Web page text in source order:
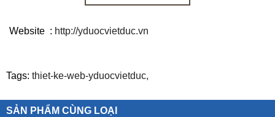
Website : http://yduocvietduc.vn
Tags: thiet-ke-web-yduocvietduc,
SẢN PHẨM CÙNG LOẠI